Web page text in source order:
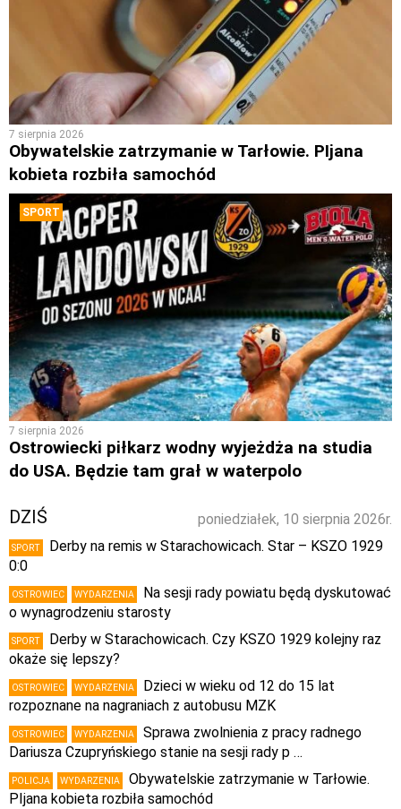
7 sierpnia 2026
Obywatelskie zatrzymanie w Tarłowie. PIjana
kobieta rozbiła samochód
SPORT
7 sierpnia 2026
Ostrowiecki piłkarz wodny wyjeżdża na studia
do USA. Będzie tam grał w waterpolo
poniedziałek, 10 sierpnia 2026r.
DZIŚ
SPORT
Derby na remis w Starachowicach. Star – KSZO 1929
0:0
OSTROWIEC WYDARZENIA
Na sesji rady powiatu będą dyskutować
o wynagrodzeniu starosty
SPORT
Derby w Starachowicach. Czy KSZO 1929 kolejny raz
okaże się lepszy?
OSTROWIEC WYDARZENIA
Dzieci w wieku od 12 do 15 lat
rozpoznane na nagraniach z autobusu MZK
OSTROWIEC WYDARZENIA
Sprawa zwolnienia z pracy radnego
Dariusza Czupryńskiego stanie na sesji rady p …
POLICJA WYDARZENIA
Obywatelskie zatrzymanie w Tarłowie.
PIjana kobieta rozbiła samochód